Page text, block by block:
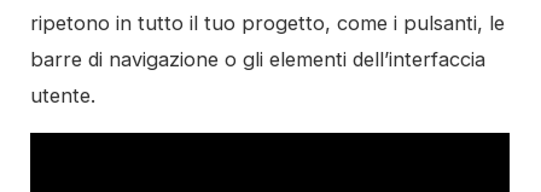
ripetono in tutto il tuo progetto, come i pulsanti, le
barre di navigazione o gli elementi dell’interfaccia
utente.